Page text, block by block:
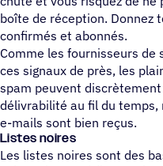
boîte de réception. Donnez
confirmés et abonnés.
Comme les fournisseurs de
ces signaux de près, les
spam peuvent
délivrabilité au fil du temps,
e-mails sont bien reçus.
Listes noires
Les listes noires sont des